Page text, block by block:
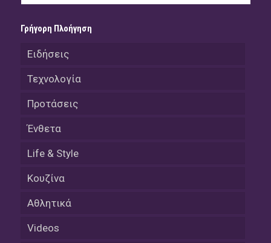
Γρήγορη Πλοήγηση
Ειδήσεις
Τεχνολογία
Προτάσεις
Ένθετα
Life & Style
Κουζίνα
Αθλητικά
Videos